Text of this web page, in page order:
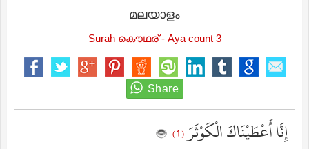
മലയാളം
Surah കൌഥര് - Aya count 3
إِنَّا أَعْطَيْنَاكَ الْكَوْثَرَ( 1 )